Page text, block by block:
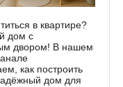
в квартире?
дом с
двором! В нашем
как построить
дом для